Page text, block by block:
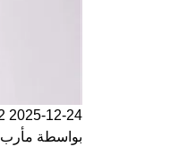
2025-12-24 14:16:22
بواسطة مأرب